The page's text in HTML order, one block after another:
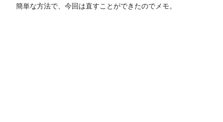
簡単な方法で、今回は直すことができたのでメモ。